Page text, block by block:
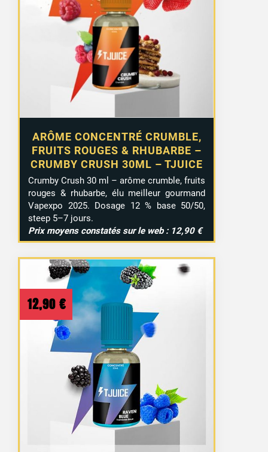
ARÔME CONCENTRÉ CRUMBLE,
FRUITS ROUGES & RHUBARBE –
CRUMBY CRUSH 30ML – TJUICE
Crumby Crush 30 ml – arôme crumble, fruits
rouges & rhubarbe, élu meilleur gourmand
Vapexpo 2025. Dosage 12 % base 50/50,
steep 5–7 jours.
Prix moyens constatés sur le web : 12,90 €
12,90 €